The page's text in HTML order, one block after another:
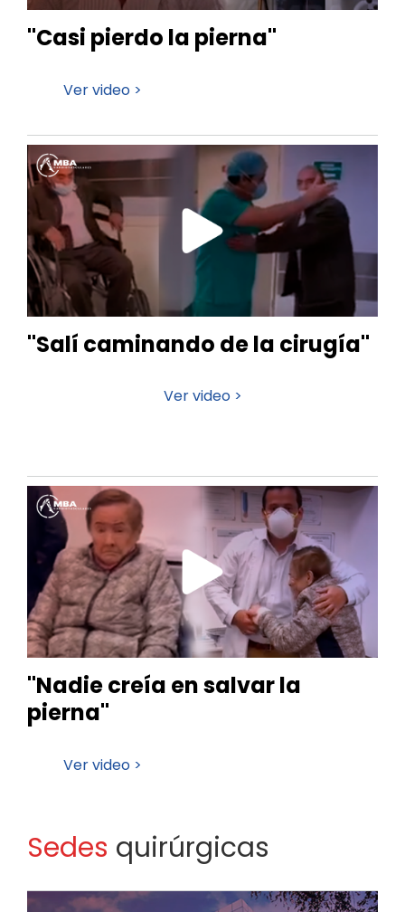
"Casi pierdo la pierna"
Ver video >
"Salí caminando de la cirugía"
Ver video >
"Nadie creía en salvar la
pierna"
Ver video >
Sedes quirúrgicas